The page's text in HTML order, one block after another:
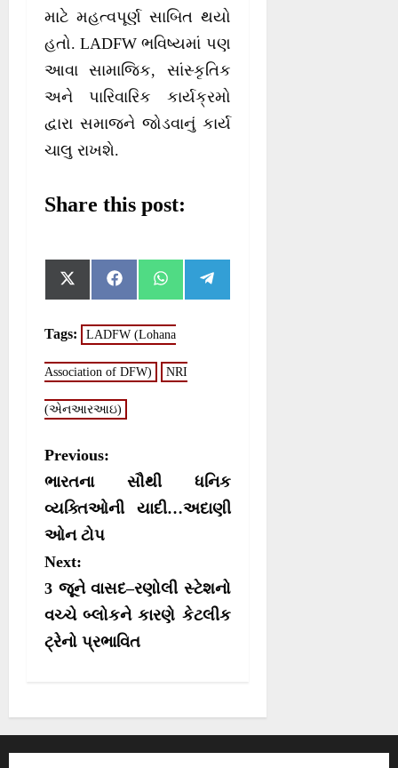
માટે મહત્વપૂર્ણ સાબિત થયો
હતો. LADFW ભવિષ્યમાં પણ
આવા સામાજિક, સાંસ્કૃતિક
અને પારિવારિક કાર્યક્રમો
દ્વારા સમાજને જોડવાનું કાર્ય
ચાલુ રાખશે.
Share this post:
r
e
n
w
i
t
t
r
)
r
e
n
e
b
o
o
r
e
n
A
p
Tags: LADFW (Lohana
Association of DFW) NRI
(એનઆરઆઇ)
P
o
s
t
n
a
v
i
a
t
Previous:
ભારતના સૌથી ધનિક
વ્યક્તિઓની યાદી…અદાણી
ઓન ટોપ
Next:
3 જૂને વાસદ–રણોલી સ્ટેશનો
વચ્ચે બ્લોકને કારણે કેટલીક
ટ્રેનો પ્રભાવિત